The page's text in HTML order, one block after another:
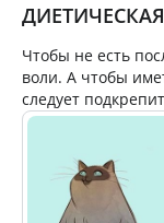
Чтобы не есть
воли. А чтобы
следует